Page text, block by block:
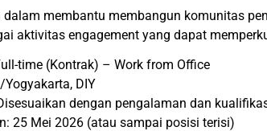
dalam membantu membangun komunitas
aktivitas engagement yang dapat
time (Kontrak) – Work from Office
DIY
dengan pengalaman dan
25 Mei 2026 (atau sampai posisi terisi)